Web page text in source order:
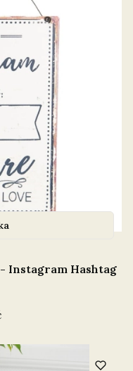
Instagram Hashtag